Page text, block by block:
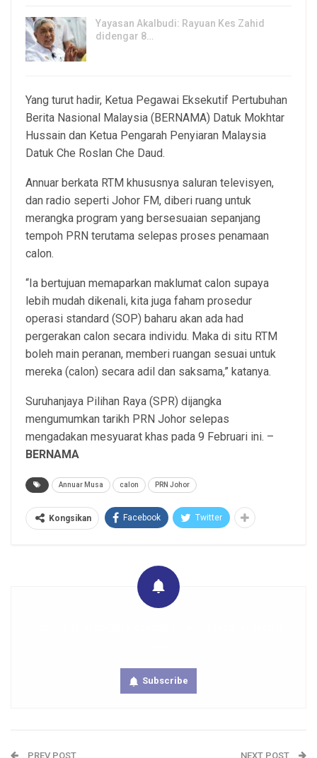
Yayasan Akalbudi: Rayuan Kes Zahid
didengar 8…
Yang turut hadir, Ketua Pegawai Eksekutif Pertubuhan
Berita Nasional Malaysia (BERNAMA) Datuk Mokhtar
Hussain dan Ketua Pengarah Penyiaran Malaysia
Datuk Che Roslan Che Daud.
Annuar berkata RTM khususnya saluran televisyen,
dan radio seperti Johor FM, diberi ruang untuk
merangka program yang bersesuaian sepanjang
tempoh PRN terutama selepas proses penamaan
calon.
“Ia bertujuan memaparkan maklumat calon supaya
lebih mudah dikenali, kita juga faham prosedur
operasi standard (SOP) baharu akan ada had
pergerakan calon secara individu. Maka di situ RTM
boleh main peranan, memberi ruangan sesuai untuk
mereka (calon) secara adil dan saksama,” katanya.
Suruhanjaya Pilihan Raya (SPR) dijangka
mengumumkan tarikh PRN Johor selepas
mengadakan mesyuarat khas pada 9 Februari ini. –
BERNAMA
Annuar Musa calon PRN Johor
Kongsikan Facebook Twitter
Subscribe
PREV POST NEXT POST